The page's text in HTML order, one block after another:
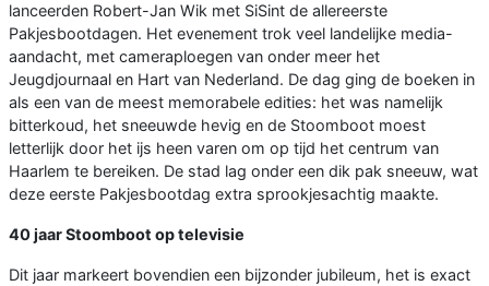
lanceerden Robert-Jan Wik met SiSint de allereerste
Pakjesbootdagen. Het evenement trok veel landelijke media-
aandacht, met cameraploegen van onder meer het
Jeugdjournaal en Hart van Nederland. De dag ging de boeken in
als een van de meest memorabele edities: het was namelijk
bitterkoud, het sneeuwde hevig en de Stoomboot moest
letterlijk door het ijs heen varen om op tijd het centrum van
Haarlem te bereiken. De stad lag onder een dik pak sneeuw, wat
deze eerste Pakjesbootdag extra sprookjesachtig maakte.
40 jaar Stoomboot op televisie
Dit jaar markeert bovendien een bijzonder jubileum, het is exact